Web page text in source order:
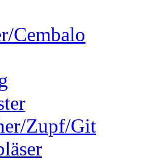
Cembalo
Zupf/Git